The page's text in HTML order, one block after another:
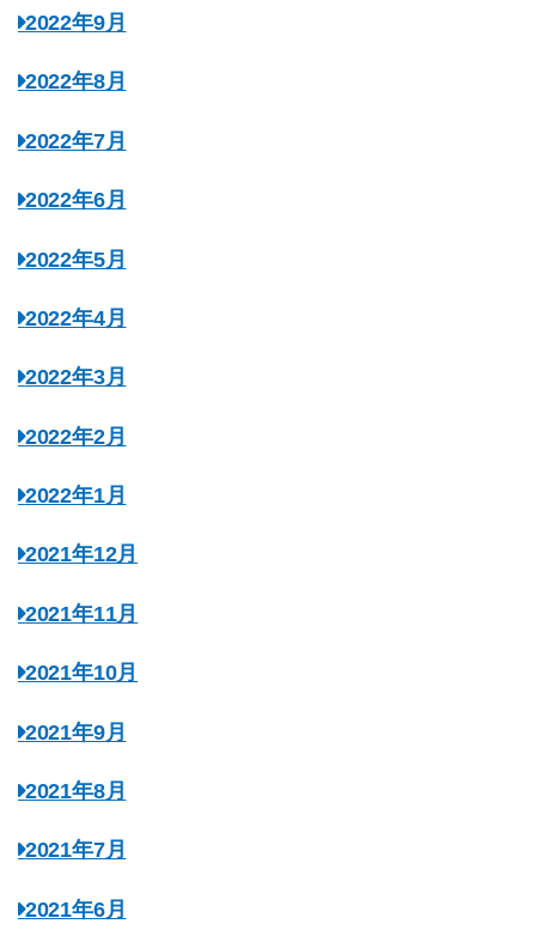
2022年9月
2022年8月
2022年7月
2022年6月
2022年5月
2022年4月
2022年3月
2022年2月
2022年1月
2021年12月
2021年11月
2021年10月
2021年9月
2021年8月
2021年7月
2021年6月